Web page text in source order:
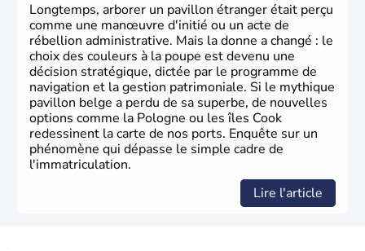
Longtemps, arborer un pavillon étranger était perçu
comme une manœuvre d'initié ou un acte de
rébellion administrative. Mais la donne a changé : le
choix des couleurs à la poupe est devenu une
décision stratégique, dictée par le programme de
navigation et la gestion patrimoniale. Si le mythique
pavillon belge a perdu de sa superbe, de nouvelles
options comme la Pologne ou les îles Cook
redessinent la carte de nos ports. Enquête sur un
phénomène qui dépasse le simple cadre de
l'immatriculation.
Lire l'article